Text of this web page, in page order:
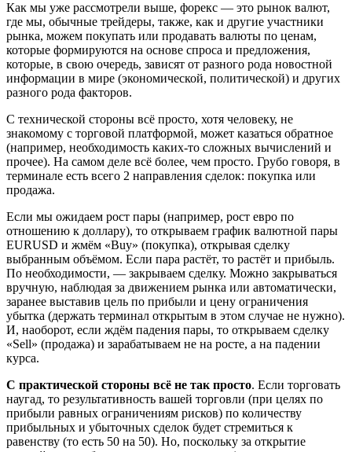
Как мы уже рассмотрели выше, форекс — это рынок валют,
где мы, обычные трейдеры, также, как и другие участники
рынка, можем покупать или продавать валюты по ценам,
которые формируются на основе спроса и предложения,
которые, в свою очередь, зависят от разного рода новостной
информации в мире (экономической, политической) и других
разного рода факторов.
С технической стороны всё просто, хотя человеку, не
знакомому с торговой платформой, может казаться обратное
(например, необходимость каких-то сложных вычислений и
прочее). На самом деле всё более, чем просто. Грубо говоря, в
терминале есть всего 2 направления сделок: покупка или
продажа.
Если мы ожидаем рост пары (например, рост евро по
отношению к доллару), то открываем график валютной пары
EURUSD и жмём «Buy» (покупка), открывая сделку
выбранным объёмом. Если пара растёт, то растёт и прибыль.
По необходимости, — закрываем сделку. Можно закрываться
вручную, наблюдая за движением рынка или автоматически,
заранее выставив цель по прибыли и цену ограничения
убытка (держать терминал открытым в этом случае не нужно).
И, наоборот, если ждём падения пары, то открываем сделку
«Sell» (продажа) и зарабатываем не на росте, а на падении
курса.
С практической стороны всё не так просто. Если торговать
наугад, то результативность вашей торговли (при целях по
прибыли равных ограничениям рисков) по количеству
прибыльных и убыточных сделок будет стремиться к
равенству (то есть 50 на 50). Но, поскольку за открытие